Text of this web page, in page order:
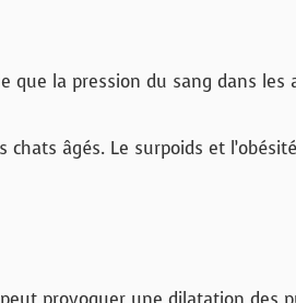
que la pression du sang dans les
âgés. Le surpoids et